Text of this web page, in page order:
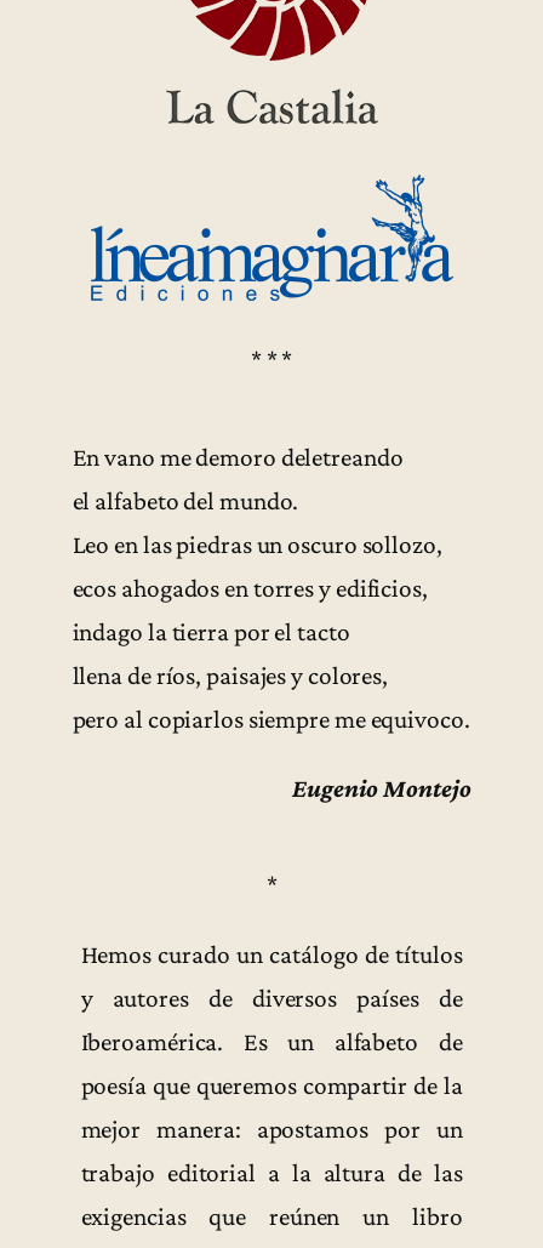
* * *
En vano me demoro deletreando
el alfabeto del mundo.
Leo en las piedras un oscuro sollozo,
ecos ahogados en torres y edificios,
indago la tierra por el tacto
llena de ríos, paisajes y colores,
pero al copiarlos siempre me equivoco.
Eugenio Montejo
*
Hemos curado un catálogo de títulos
y autores de diversos países de
Iberoamérica. Es un alfabeto de
poesía que queremos compartir de la
mejor manera: apostamos por un
trabajo editorial a la altura de las
exigencias que reúnen un libro